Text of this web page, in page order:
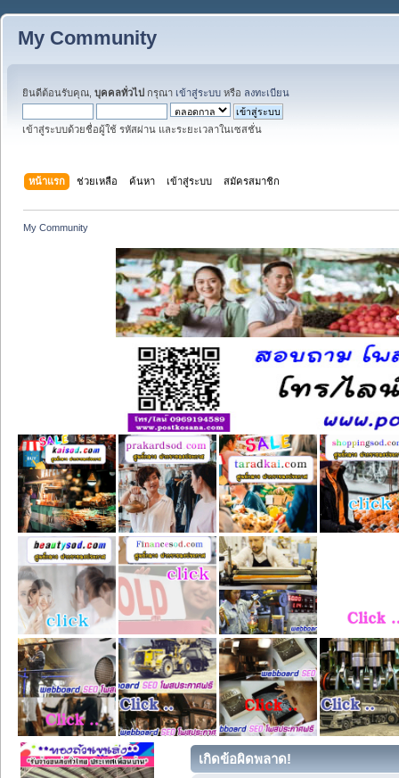
My Community
ยินดีต้อนรับคุณ, บุคคลทั่วไป กรุณา เข้าสู่ระบบ หรือ ลงทะเบียน
เข้าสู่ระบบด้วยชื่อผู้ใช้ รหัสผ่าน และระยะเวลาในเซสชั่น
หน้าแรก ช่วยเหลือ ค้นหา เข้าสู่ระบบ สมัครสมาชิก
My Community
เกิดข้อผิดพลาด!